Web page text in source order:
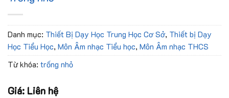
Danh mục: Thiết Bị Dạy Học Trung Học Cơ Sở, Thiết bị Dạy
Học Tiểu Học, Môn Âm nhạc Tiểu học, Môn Âm nhạc THCS
Từ khóa: trống nhỏ
Giá: Liên hệ